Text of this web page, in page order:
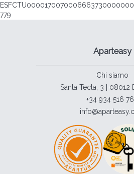
779
Aparteasy
Chi siamo
Santa Tecla, 3 | 08012
+34 934 516